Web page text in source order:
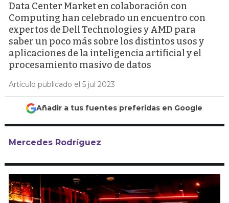
Data Center Market en colaboración con
Computing han celebrado un encuentro con
expertos de Dell Technologies y AMD para
saber un poco más sobre los distintos usos y
aplicaciones de la inteligencia artificial y el
procesamiento masivo de datos
Artículo publicado el 5 jul 2023
Añadir a tus fuentes preferidas en Google
Mercedes Rodríguez